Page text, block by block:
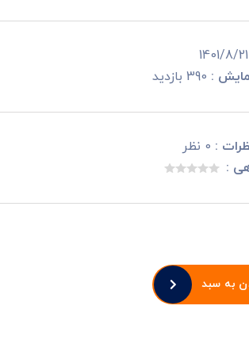
1401/8/21
: 390 بازدید
: 0 نظر
:
به سبد